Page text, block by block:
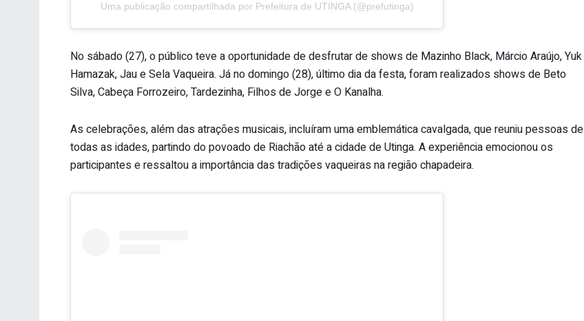
Uma publicação compartilhada por Prefeitura de UTINGA (@prefutinga)
No sábado (27), o público teve a oportunidade de desfrutar de shows de Mazinho Black, Márcio Araújo, Yuk
Hamazak, Jau e Sela Vaqueira. Já no domingo (28), último dia da festa, foram realizados shows de Beto
Silva, Cabeça Forrozeiro, Tardezinha, Filhos de Jorge e O Kanalha.
As celebrações, além das atrações musicais, incluíram uma emblemática cavalgada, que reuniu pessoas de
todas as idades, partindo do povoado de Riachão até a cidade de Utinga. A experiência emocionou os
participantes e ressaltou a importância das tradições vaqueiras na região chapadeira.